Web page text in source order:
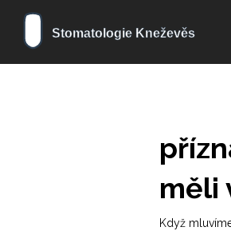
měli
Když